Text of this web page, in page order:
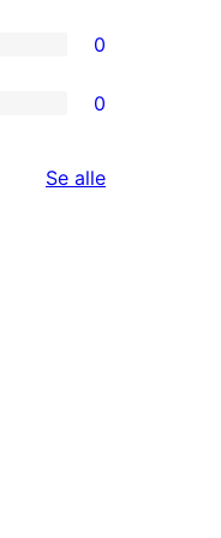
0
0
Se alleomtalene